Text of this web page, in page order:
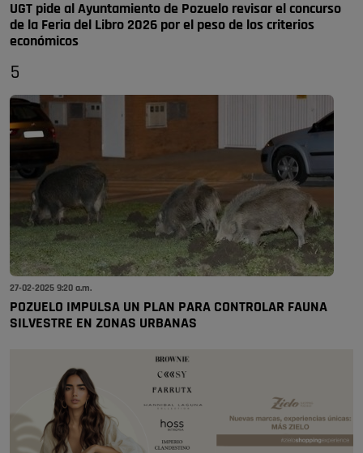
UGT pide al Ayuntamiento de Pozuelo revisar el concurso
de la Feria del Libro 2026 por el peso de los criterios
económicos
5
27-02-2025 9:20 a.m.
POZUELO IMPULSA UN PLAN PARA CONTROLAR FAUNA
SILVESTRE EN ZONAS URBANAS